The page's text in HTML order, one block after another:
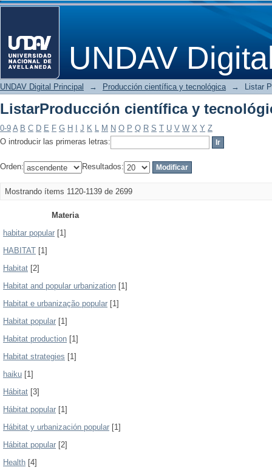
UNDAV
ListarProducción científica y
UNDAV Digital Principal → Producción científica y tecnológica → Listar
ListarProducción científica y
0-9 A B C D E F G H J K L M N O P Q R S T U V W X Y Z
O introducir las primeras letras:
Orden: Resultados:
Mostrando ítems 1120-1139 de 2699
Materia
habitar popular [1]
HABITAT [1]
Habitat [2]
Habitat and popular urbanization [1]
Habitat e urbanização popular [1]
Habitat popular [1]
Habitat production [1]
Habitat strategies [1]
haiku [1]
Hábitat [3]
Hábitat popular [1]
Hábitat y urbanización popular [1]
Hábitat popular [2]
Health [4]